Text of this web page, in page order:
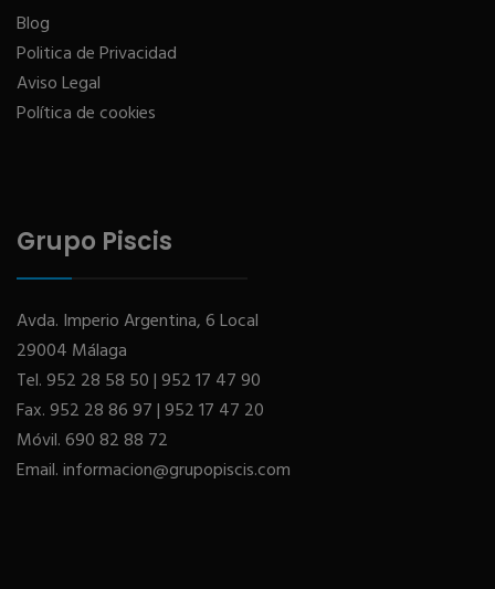
Blog
Politica de Privacidad
Aviso Legal
Política de cookies
Grupo Piscis
Avda. Imperio Argentina, 6 Local
29004 Málaga
Tel.952 28 58 50|952 17 47 90
Fax.952 28 86 97|952 17 47 20
Móvil.690 82 88 72
Email.informacion@grupopiscis.com